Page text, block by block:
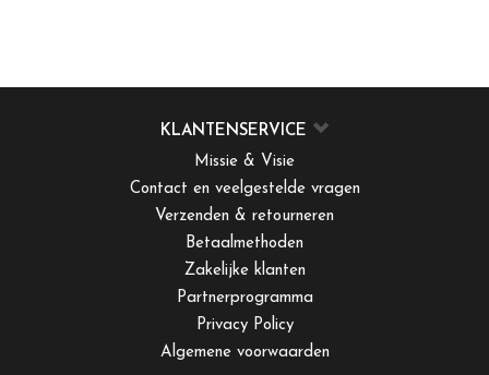
KLANTENSERVICE
Missie & Visie
Contact en veelgestelde vragen
Verzenden & retourneren
Betaalmethoden
Zakelijke klanten
Partnerprogramma
Privacy Policy
Algemene voorwaarden